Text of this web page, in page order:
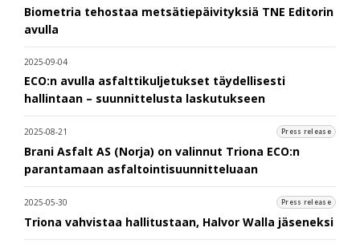
Biometria tehostaa metsätiepäivityksiä TNE Editorin
avulla
2025-09-04
ECO:n avulla asfalttikuljetukset täydellisesti
hallintaan – suunnittelusta laskutukseen
2025-08-21 Press release
Brani Asfalt AS (Norja) on valinnut Triona ECO:n
parantamaan asfaltointisuunnitteluaan
2025-05-30 Press release
Triona vahvistaa hallitustaan, Halvor Walla jäseneksi